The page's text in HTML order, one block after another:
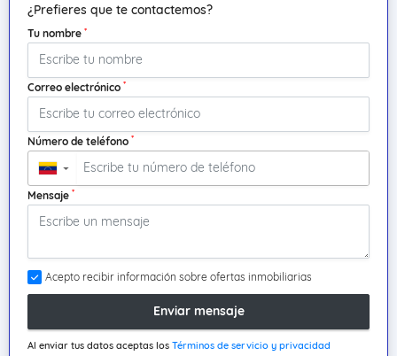
¿Prefieres que te contactemos?
Tu nombre *
Correo electrónico *
Número de teléfono *
▼
Mensaje *
Acepto recibir información sobre ofertas inmobiliarias
Enviar mensaje
Al enviar tus datos aceptas los Términos de servicio y privacidad